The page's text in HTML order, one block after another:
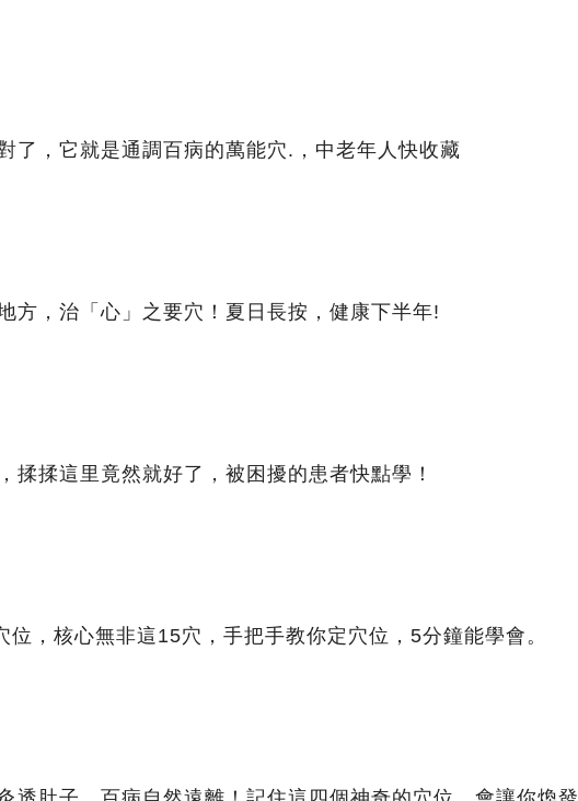
了，它就是通調百病的萬能穴.，中老年人快收藏
方，治「心」之要穴！夏日長按，健康下半年!
揉揉這里竟然就好了，被困擾的患者快點學！
位，核心無非這15穴，手把手教你定穴位，5分鐘能學會。